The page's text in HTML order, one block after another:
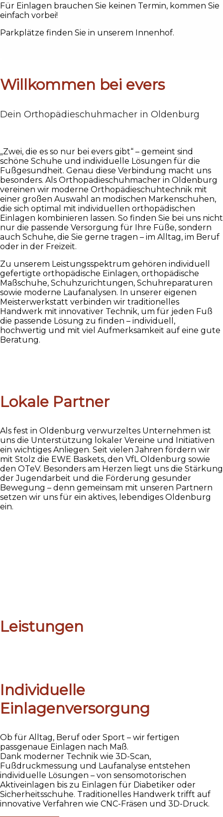
Für Einlagen brauchen Sie keinen Termin, kommen Sie
einfach vorbei!
Parkplätze finden Sie in unserem Innenhof.
Willkommen bei evers
Dein Orthopädieschuhmacher in Oldenburg
„Zwei, die es so nur bei evers gibt“ – gemeint sind
schöne Schuhe und individuelle Lösungen für die
Fußgesundheit. Genau diese Verbindung macht uns
besonders. Als Orthopädieschuhmacher in Oldenburg
vereinen wir moderne Orthopädieschuhtechnik mit
einer großen Auswahl an modischen Markenschuhen,
die sich optimal mit individuellen orthopädischen
Einlagen kombinieren lassen. So finden Sie bei uns nicht
nur die passende Versorgung für Ihre Füße, sondern
auch Schuhe, die Sie gerne tragen – im Alltag, im Beruf
oder in der Freizeit.
Zu unserem Leistungsspektrum gehören individuell
gefertigte orthopädische Einlagen, orthopädische
Maßschuhe, Schuhzurichtungen, Schuhreparaturen
sowie moderne Laufanalysen. In unserer eigenen
Meisterwerkstatt verbinden wir traditionelles
Handwerk mit innovativer Technik, um für jeden Fuß
die passende Lösung zu finden – individuell,
hochwertig und mit viel Aufmerksamkeit auf eine gute
Beratung.
Lokale Partner
Als fest in Oldenburg verwurzeltes Unternehmen ist
uns die Unterstützung lokaler Vereine und Initiativen
ein wichtiges Anliegen. Seit vielen Jahren fördern wir
mit Stolz die EWE Baskets, den VfL Oldenburg sowie
den OTeV. Besonders am Herzen liegt uns die Stärkung
der Jugendarbeit und die Förderung gesunder
Bewegung – denn gemeinsam mit unseren Partnern
setzen wir uns für ein aktives, lebendiges Oldenburg
ein.
Leistungen
Individuelle
Einlagenversorgung
Ob für Alltag, Beruf oder Sport – wir fertigen
passgenaue Einlagen nach Maß.
Dank moderner Technik wie 3D-Scan,
Fußdruckmessung und Laufanalyse entstehen
individuelle Lösungen – von sensomotorischen
Aktiveinlagen bis zu Einlagen für Diabetiker oder
Sicherheitsschuhe. Traditionelles Handwerk trifft auf
innovative Verfahren wie CNC-Fräsen und 3D-Druck.